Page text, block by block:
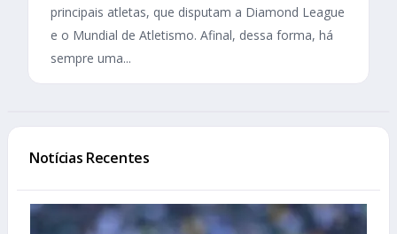
principais atletas, que disputam a Diamond League
e o Mundial de Atletismo. Afinal, dessa forma, há
sempre uma...
Notícias Recentes